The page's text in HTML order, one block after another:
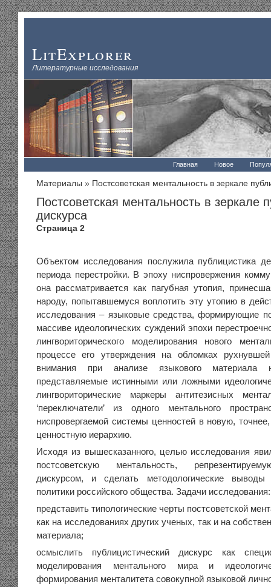
LitExplorer
Литературные исследования
Главная Новое
Материалы » Постсоветская ментальность в зеркале
Постсоветская ментальность в зеркале
дискурса
Страница 2
Объектом исследования послужила публицистика
периода перестройки. В эпоху ниспровержения
она рассматривается как пагубная утопия,
народу, попытавшемуся воплотить эту утопию в
исследования – языковые средства, формирующие
массиве идеологических суждений эпохи
лингвориторического моделирования нового
процессе его утверждения на обломках
внимания при анализе языкового материала
представляемые истинными или ложными
лингвориторические маркеры антитезисных
‘переключатели’ из одного ментального
ниспровергаемой системы ценностей в новую,
ценностную иерархию.
Исходя из вышесказанного, целью исследования
постсоветскую ментальность,
дискурсом, и сделать методологические выводы
политики российского общества. Задачи исследования:
представить типологические черты постсоветской
как на исследованиях других ученых, так и на
материала;
осмыслить публицистический дискурс как
моделирования ментального мира и
формирования менталитета совокупной языковой